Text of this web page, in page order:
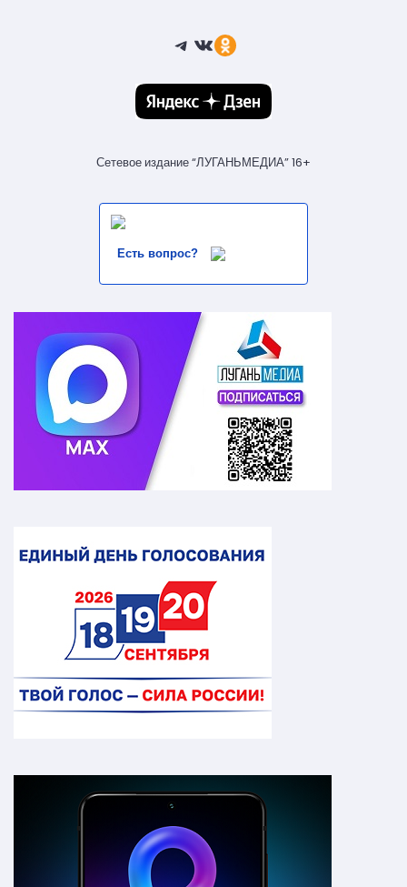
Telegram
ВКонтакте
Ссылка
Сетевое издание “ЛУГАНЬМЕДИА” 16+
Есть вопрос?